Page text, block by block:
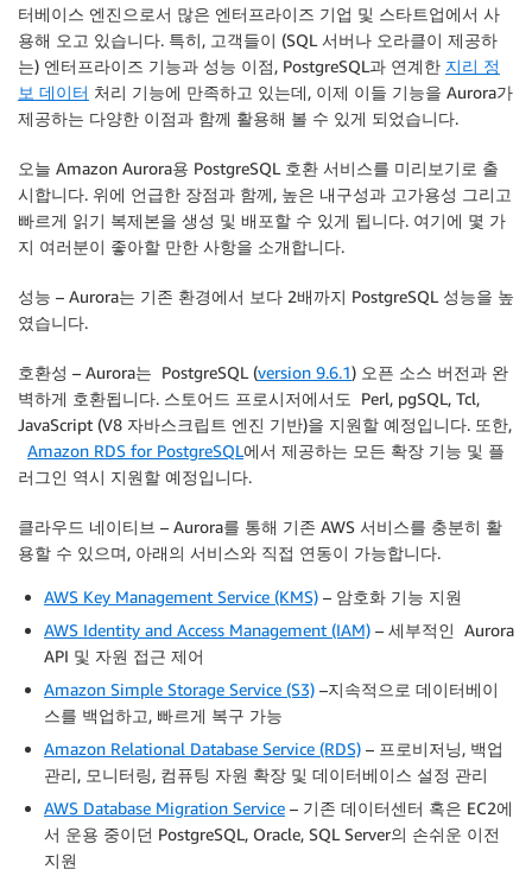
터베이스 엔진으로서 많은 엔터프라이즈 기업 및 스타트업에서 사
용해 오고 있습니다. 특히, 고객들이 (SQL 서버나 오라클이 제공하
는) 엔터프라이즈 기능과 성능 이점, PostgreSQL과 연계한 지리 정
보 데이터 처리 기능에 만족하고 있는데, 이제 이들 기능을 Aurora가
제공하는 다양한 이점과 함께 활용해 볼 수 있게 되었습니다.
오늘 Amazon Aurora용 PostgreSQL 호환 서비스를 미리보기로 출
시합니다. 위에 언급한 장점과 함께, 높은 내구성과 고가용성 그리고
빠르게 읽기 복제본을 생성 및 배포할 수 있게 됩니다. 여기에 몇 가
지 여러분이 좋아할 만한 사항을 소개합니다.
성능 – Aurora는 기존 환경에서 보다 2배까지 PostgreSQL 성능을 높
였습니다.
호환성 – Aurora는 PostgreSQL (version 9.6.1) 오픈 소스 버전과 완
벽하게 호환됩니다. 스토어드 프로시저에서도 Perl, pgSQL, Tcl,
JavaScript (V8 자바스크립트 엔진 기반)을 지원할 예정입니다. 또한,
Amazon RDS for PostgreSQL에서 제공하는 모든 확장 기능 및 플
러그인 역시 지원할 예정입니다.
클라우드 네이티브 – Aurora를 통해 기존 AWS 서비스를 충분히 활
용할 수 있으며, 아래의 서비스와 직접 연동이 가능합니다.
AWS Key Management Service (KMS) – 암호화 기능 지원
AWS Identity and Access Management (IAM) – 세부적인 Aurora
API 및 자원 접근 제어
Amazon Simple Storage Service (S3) –지속적으로 데이터베이
스를 백업하고, 빠르게 복구 가능
Amazon Relational Database Service (RDS) – 프로비저닝, 백업
관리, 모니터링, 컴퓨팅 자원 확장 및 데이터베이스 설정 관리
AWS Database Migration Service – 기존 데이터센터 혹은 EC2에
서 운용 중이던 PostgreSQL, Oracle, SQL Server의 손쉬운 이전
지원